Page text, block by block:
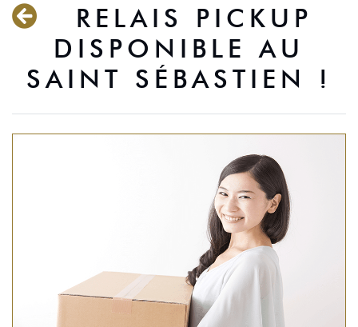
RELAIS PICKUP
DISPONIBLE AU
SAINT SÉBASTIEN !